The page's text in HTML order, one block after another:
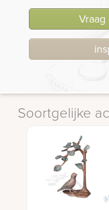
Soortgelijke